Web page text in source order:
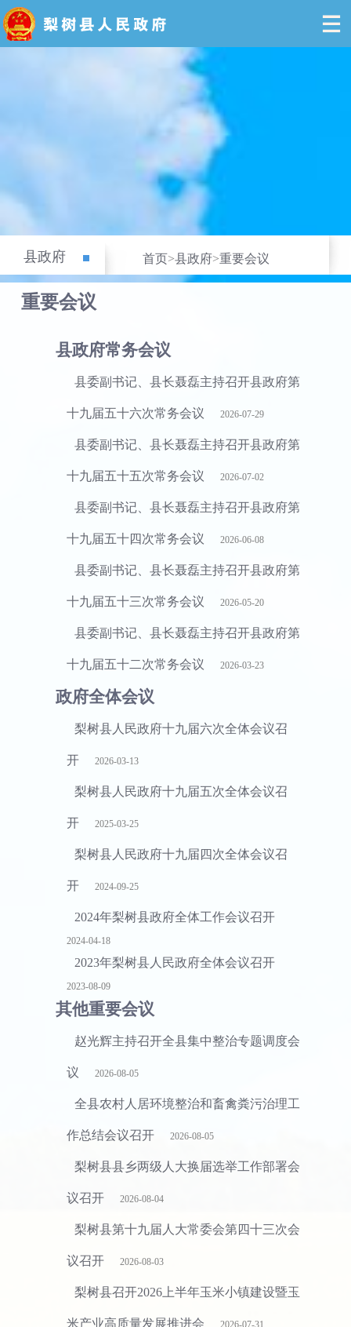
县政府 首页>县政府>重要会议
重要会议
县政府常务会议
县委副书记、县长聂磊主持召开县政府第
十九届五十六次常务会议 2026-07-29
县委副书记、县长聂磊主持召开县政府第
十九届五十五次常务会议 2026-07-02
县委副书记、县长聂磊主持召开县政府第
十九届五十四次常务会议 2026-06-08
县委副书记、县长聂磊主持召开县政府第
十九届五十三次常务会议 2026-05-20
县委副书记、县长聂磊主持召开县政府第
十九届五十二次常务会议 2026-03-23
政府全体会议
梨树县人民政府十九届六次全体会议召
开 2026-03-13
梨树县人民政府十九届五次全体会议召
开 2025-03-25
梨树县人民政府十九届四次全体会议召
开 2024-09-25
2024年梨树县政府全体工作会议召开
2024-04-18
2023年梨树县人民政府全体会议召开
2023-08-09
其他重要会议
赵光辉主持召开全县集中整治专题调度会
议 2026-08-05
全县农村人居环境整治和畜禽粪污治理工
作总结会议召开 2026-08-05
梨树县县乡两级人大换届选举工作部署会
议召开 2026-08-04
梨树县第十九届人大常委会第四十三次会
议召开 2026-08-03
梨树县召开2026上半年玉米小镇建设暨玉
米产业高质量发展推进会 2026-07-31